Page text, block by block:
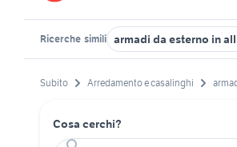
Ricerche simili armadi da esterno in
Subito Arredamento e casalinghi
Cosa cerchi?